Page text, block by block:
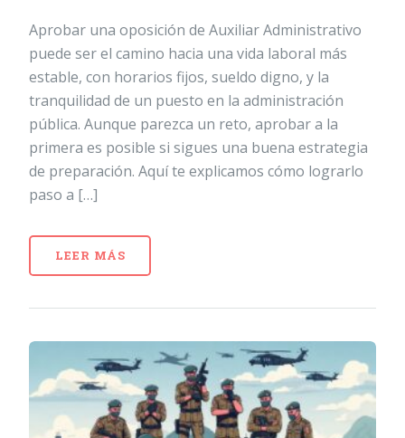
Aprobar una oposición de Auxiliar Administrativo
puede ser el camino hacia una vida laboral más
estable, con horarios fijos, sueldo digno, y la
tranquilidad de un puesto en la administración
pública. Aunque parezca un reto, aprobar a la
primera es posible si sigues una buena estrategia
de preparación. Aquí te explicamos cómo lograrlo
paso a […]
LEER MÁS